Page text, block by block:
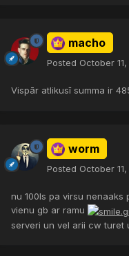
macho
Posted October
Vispār atlikusī summa ir
worm
Posted October
nu 100ls pa virsu nenaaks
vienu gb ar ramu
serveri un vel arii cw turet